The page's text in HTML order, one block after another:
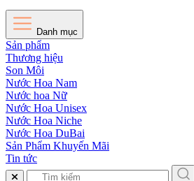
Danh mục
Sản phẩm
Thương hiệu
Son Môi
Nước Hoa Nam
Nước hoa Nữ
Nước Hoa Unisex
Nước Hoa Niche
Nước Hoa DuBai
Sản Phẩm Khuyến Mãi
Tin tức